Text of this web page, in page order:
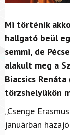
Mi történik
hallgató beül
semmi, de
alakult meg a
Biacsics Renáta
törzshelyükön
„Csenge
januárban